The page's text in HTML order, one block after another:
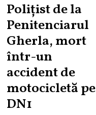
Polițist de la
Penitenciarul
Gherla, mort
într-un
accident de
motocicletă pe
DN1